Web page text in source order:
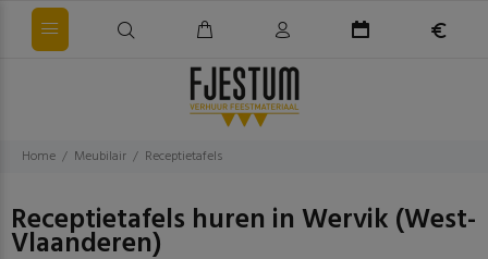
Home Meubilair Receptietafels
Receptietafels huren in Wervik (West-
Vlaanderen)